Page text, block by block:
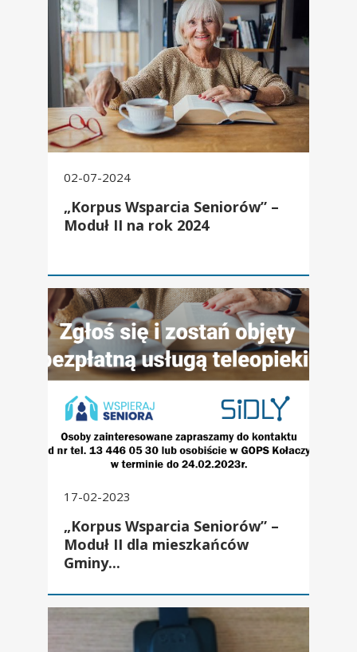
02-07-2024
„Korpus Wsparcia Seniorów” –
Moduł II na rok 2024
„Korpus Wsparcia Seniorów” – Moduł II dla mieszkańców
17-02-2023
„Korpus Wsparcia Seniorów” –
Moduł II dla mieszkańców
Gminy...
„Korpus Wsparcia Seniorów – Moduł II” rok 2022